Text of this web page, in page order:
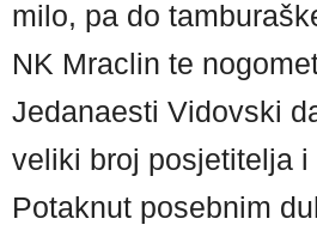
milo, pa do
NK Mraclin te
Jedanaesti Vidovski
veliki broj posjetitelja i
Potaknut posebnim